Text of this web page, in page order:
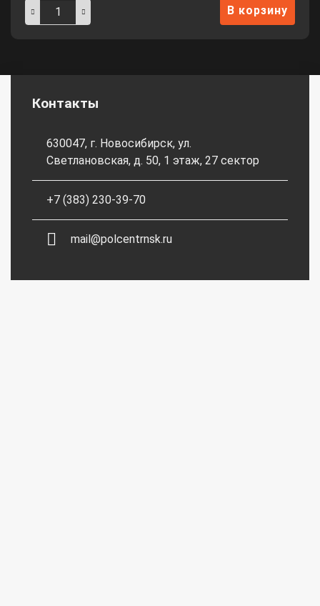
В корзину
Контакты
630047, г. Новосибирск, ул.
Светлановская, д. 50, 1 этаж, 27 сектор
+7 (383) 230-39-70
mail@polcentrnsk.ru